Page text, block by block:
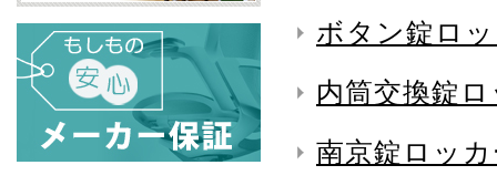
ボタン錠ロ
内筒交換錠
南京錠ロッ